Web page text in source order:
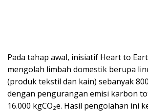
Pada tahap awal, inisiatif Heart to
mengolah limbah domestik berupa
(produk tekstil dan kain) sebanyak
dengan pengurangan emisi karbon
16.000 kgCO₂e. Hasil pengolahan ini